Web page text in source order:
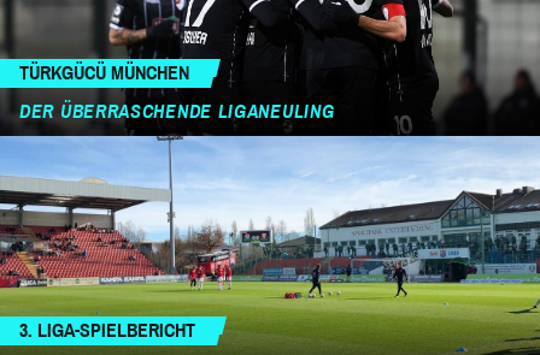
TÜRKGÜCÜ MÜNCHEN
DER ÜBERRASCHENDE LIGANEULING
3. LIGA-SPIELBERICHT